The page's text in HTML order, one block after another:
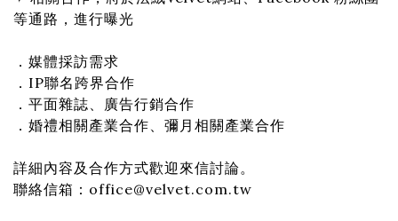
等通路，進行曝光
．媒體採訪需求
．IP聯名跨界合作
．平面雜誌、廣告行銷合作
．婚禮相關產業合作、彌月相關產業合作
詳細內容及合作方式歡迎來信討論。
聯絡信箱：office@velvet.com.tw